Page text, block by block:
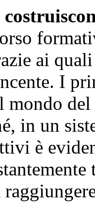
ai
I
mondo
in un
è